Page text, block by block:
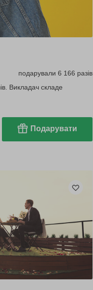
подарували 6 166 разів
Викладач складе
Подарувати